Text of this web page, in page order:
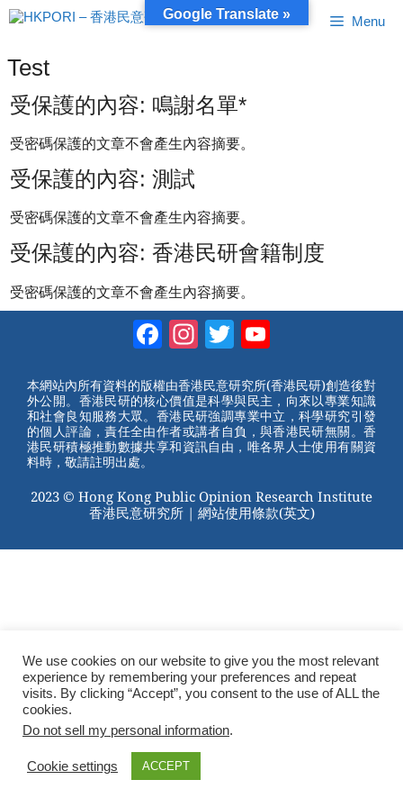
跳
至
容
Menu
Test
受保護的內容: 鳴謝名單*
受密碼保護的文章不會產生內容摘要。
受保護的內容: 測試
受密碼保護的文章不會產生內容摘要。
受保護的內容: 香港民研會籍制度
受密碼保護的文章不會產生內容摘要。
Facebook
Instagram
Twitter
本網站內所有資料的版權由香港民意研究所(香港民研)創造後對
外公開。香港民研的核心價值是科學與民主，向來以專業知識
和社會良知服務大眾。香港民研強調專業中立，科學研究引發
的個人評論，責任全由作者或講者自負，與香港民研無關。香
港民研積極推動數據共享和資訊自由，唯各界人士使用有關資
料時，敬請註明出處。
2023 © Hong Kong Public Opinion Research Institute
香港民意研究所 | 網站使用條款(英文)
We use cookies on our website to give you the most relevant
experience by remembering your preferences and repeat
visits. By clicking “Accept”, you consent to the use of ALL the
cookies.
Do not sell my personal information.
Cookie settings ACCEPT
Google Translate »